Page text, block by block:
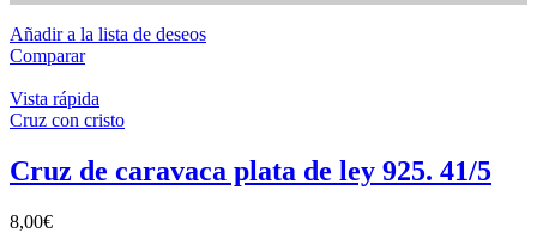
Añadir a la lista de deseos
Comparar
Vista rápida
Cruz con cristo
Cruz de caravaca plata de ley 925. 41/5
8,00€